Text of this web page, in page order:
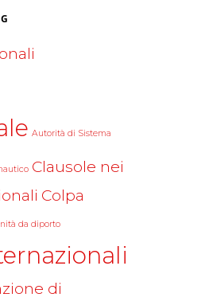
Autorità di Sistema
Clausole nei
Colpa
da diporto
di